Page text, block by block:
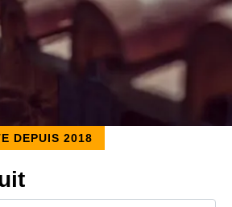
DEPUIS 2018